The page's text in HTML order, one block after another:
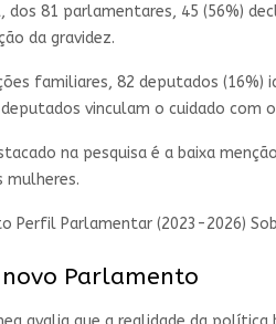
dos 81 parlamentares, 45 (56%)
da gravidez.
familiares, 82 deputados
deputados vinculam o cuidado
na pesquisa é a baixa
mulheres.
Perfil Parlamentar (2023-2026)
Parlamento